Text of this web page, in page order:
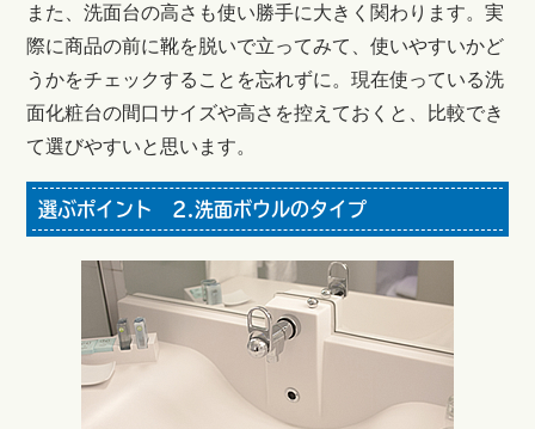
また、洗面台の高さも使い勝手に大きく関わります。実
際に商品の前に靴を脱いで立ってみて、使いやすいかど
うかをチェックすることを忘れずに。現在使っている洗
面化粧台の間口サイズや高さを控えておくと、比較でき
て選びやすいと思います。
選ぶポイント 2.洗面ボウルのタイプ